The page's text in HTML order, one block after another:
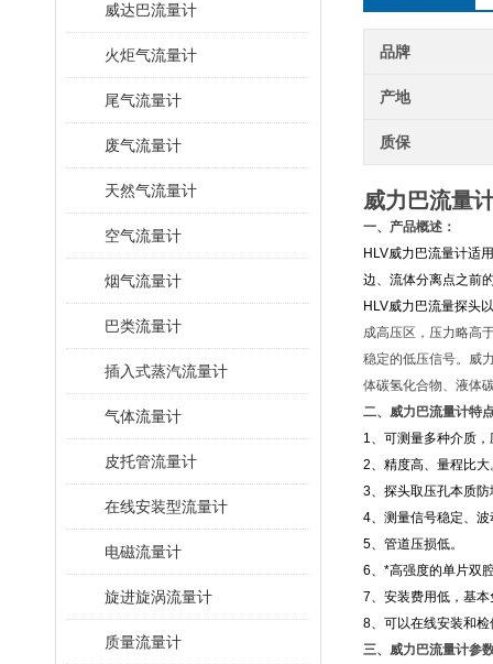
威达巴流量计
火炬气流量计
尾气流量计
废气流量计
天然气流量计
空气流量计
烟气流量计
巴类流量计
插入式蒸汽流量计
气体流量计
皮托管流量计
在线安装型流量计
电磁流量计
旋进旋涡流量计
质量流量计
品牌
产地
质保
威力巴流量
一、产品概述：
HLV威力巴流量计适
边、流体分离点之前
HLV威力巴流量探头
成高压区，压力略高
稳定的低压信号。威
体碳氢化合物、液体
二、威力巴流量计特
1、可测量多种介质
2、精度高、量程比大
3、探头取压孔本质防
4、测量信号稳定、波
5、管道压损低。
6、*高强度的单片双
7、安装费用低，基本
8、可以在线安装和检
三、威力巴流量计参